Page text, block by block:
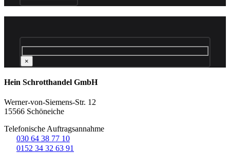
×
Hein Schrotthandel GmbH
Werner-von-Siemens-Str. 12
15566 Schöneiche
Telefonische Auftragsannahme
030 64 38 77 10
0152 34 32 63 91